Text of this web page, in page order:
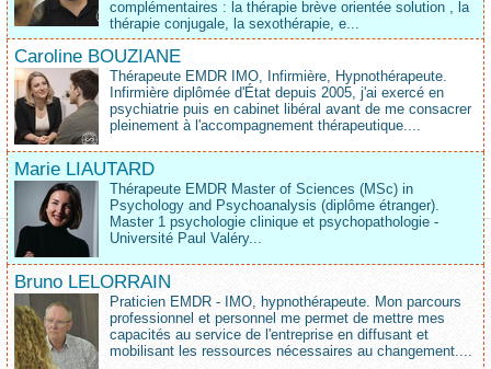
complémentaires : la thérapie brève orientée solution , la
thérapie conjugale, la sexothérapie, e...
Caroline BOUZIANE
Thérapeute EMDR IMO, Infirmière, Hypnothérapeute.
Infirmière diplômée d'État depuis 2005, j'ai exercé en
psychiatrie puis en cabinet libéral avant de me consacrer
pleinement à l'accompagnement thérapeutique....
Marie LIAUTARD
Thérapeute EMDR Master of Sciences (MSc) in
Psychology and Psychoanalysis (diplôme étranger).
Master 1 psychologie clinique et psychopathologie -
Université Paul Valéry...
Bruno LELORRAIN
Praticien EMDR - IMO, hypnothérapeute. Mon parcours
professionnel et personnel me permet de mettre mes
capacités au service de l'entreprise en diffusant et
mobilisant les ressources nécessaires au changement....